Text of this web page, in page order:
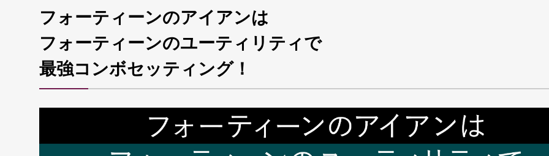
フォーティーンのアイアンは
フォーティーンのユーティリティで
最強コンボセッティング！